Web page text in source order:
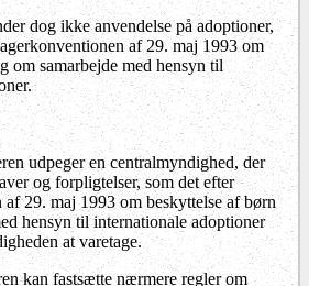
dog ikke anvendelse på adoptioner,
af 29. maj 1993 om
om samarbejde med hensyn til
udpeger en centralmyndighed, der
og forpligtelser, som det efter
29. maj 1993 om beskyttelse af børn
hensyn til internationale adoptioner
at varetage.
kan fastsætte nærmere regler om